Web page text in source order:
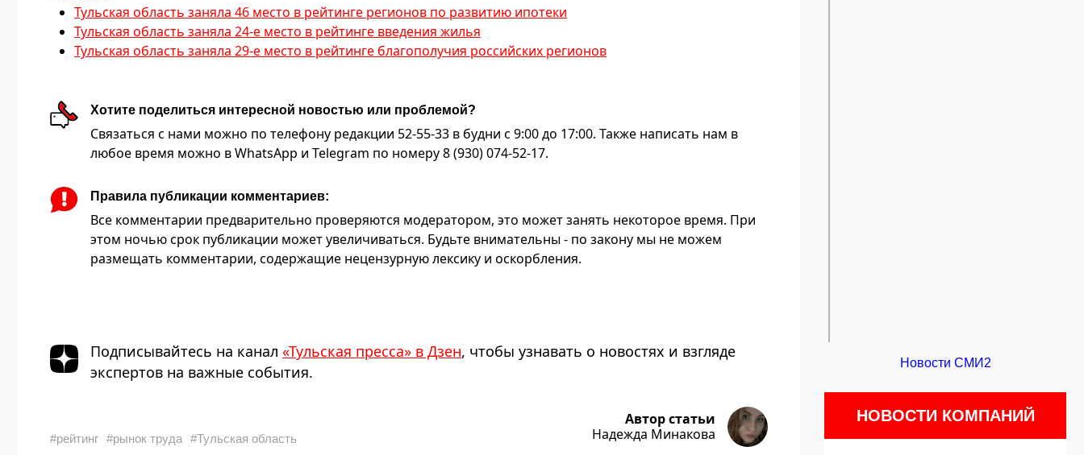
Тульская область заняла 46 место в рейтинге регионов по развитию ипотеки
Тульская область заняла 24-е место в рейтинге введения жилья
Тульская область заняла 29-е место в рейтинге благополучия российских регионов
Хотите поделиться интересной новостью или проблемой?
Связаться с нами можно по телефону редакции 52-55-33 в будни с 9:00 до 17:00. Также написать нам в
любое время можно в WhatsApp и Telegram по номеру 8 (930) 074-52-17.
Правила публикации комментариев:
Все комментарии предварительно проверяются модератором, это может занять некоторое время. При
этом ночью срок публикации может увеличиваться. Будьте внимательны - по закону мы не можем
размещать комментарии, содержащие нецензурную лексику и оскорбления.
Подписывайтесь на канал «Тульская пресса» в Дзен, чтобы узнавать о новостях и взгляде
экспертов на важные события.
#рейтинг #рынок труда #Тульская область
Автор статьи
Надежда Минакова
Новости СМИ2
НОВОСТИ КОМПАНИЙ